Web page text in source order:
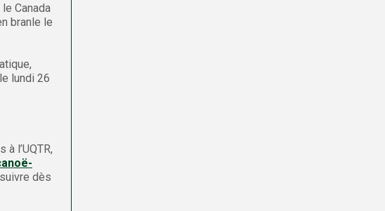
Canada
branle le
lundi 26
l’UQTR,
dès